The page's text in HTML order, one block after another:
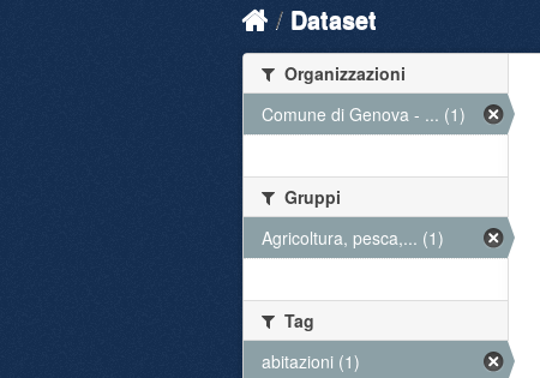
Dataset
Organizzazioni
Comune di Genova - ... (1)
Gruppi
Agricoltura, pesca,... (1)
Tag
abitazioni (1)